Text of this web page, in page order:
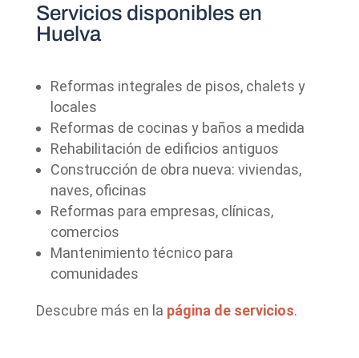
Servicios disponibles en
Huelva
Reformas integrales de pisos, chalets y
locales
Reformas de cocinas y baños a medida
Rehabilitación de edificios antiguos
Construcción de obra nueva: viviendas,
naves, oficinas
Reformas para empresas, clínicas,
comercios
Mantenimiento técnico para
comunidades
Descubre más en la página de servicios.